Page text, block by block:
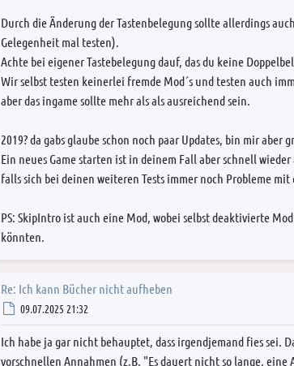
Durch die Änderung der Tastenbelegung sollte allerdings
Gelegenheit mal testen).
Achte bei eigener Tastebelegung dauf, das du keine
Wir selbst testen keinerlei fremde Mod´s und testen auch
aber das ingame sollte mehr als als ausreichend sein.
2019? da gabs glaube schon noch paar Updates, bin mir
Ein neues Game starten ist in deinem Fall aber schnell
falls sich bei deinen weiteren Tests immer noch Probleme
PS: SkipIntro ist auch eine Mod, wobei selbst deaktivierte
könnten.
Re: Ich kann Bücher nicht aufheben
Post
09.07.2025 21:32
Ich habe ja gar nicht behauptet, dass irgendjemand fies sei.
vorschnellen Annahmen (z.B. "Es dauert nicht so lange,